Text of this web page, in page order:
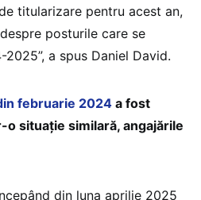
titularizare pentru acest an,
posturile care se
a spus Daniel David.
februarie 2024 a fost
o situație similară, angajările
din luna aprilie 2025